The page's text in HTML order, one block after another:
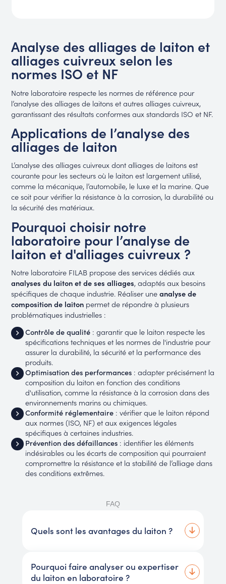
Analyse des alliages de laiton et
alliages cuivreux selon les
normes ISO et NF
Notre laboratoire respecte les normes de référence pour
l’analyse des alliages de laitons et autres alliages cuivreux,
garantissant des résultats conformes aux standards ISO et NF.
Applications de l’analyse des
alliages de laiton
L’analyse des alliages cuivreux dont alliages de laitons est
courante pour les secteurs où le laiton est largement utilisé,
comme la mécanique, l’automobile, le luxe et la marine. Que
ce soit pour vérifier la résistance à la corrosion, la durabilité ou
la sécurité des matériaux.
Pourquoi choisir notre
laboratoire pour l’analyse de
laiton et d'alliages cuivreux ?
Notre laboratoire FILAB propose des services dédiés aux
analyses du laiton et de ses alliages, adaptés aux besoins
spécifiques de chaque industrie. Réaliser uneanalyse de
composition de laiton permet de répondre à plusieurs
problématiques industrielles :
Contrôle de qualité: garantir que le laiton respecte les
spécifications techniques et les normes de l'industrie pour
assurer la durabilité, la sécurité et la performance des
produits.
Optimisation des performances: adapter précisément la
composition du laiton en fonction des conditions
d'utilisation, comme la résistance à la corrosion dans des
environnements marins ou chimiques.
Conformité réglementaire: vérifier que le laiton répond
aux normes (ISO, NF) et aux exigences légales
spécifiques à certaines industries.
Prévention des défaillances: identifier les éléments
indésirables ou les écarts de composition qui pourraient
compromettre la résistance et la stabilité de l’alliage dans
des conditions extrêmes.
FAQ
Quels sont les avantages du laiton ?
Pourquoi faire analyser ou expertiser
du laiton en laboratoire ?